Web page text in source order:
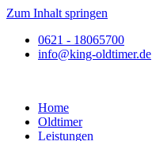
Zum Inhalt springen
0621 - 18065700
info@king-oldtimer.de
Home
Oldtimer
Leistungen